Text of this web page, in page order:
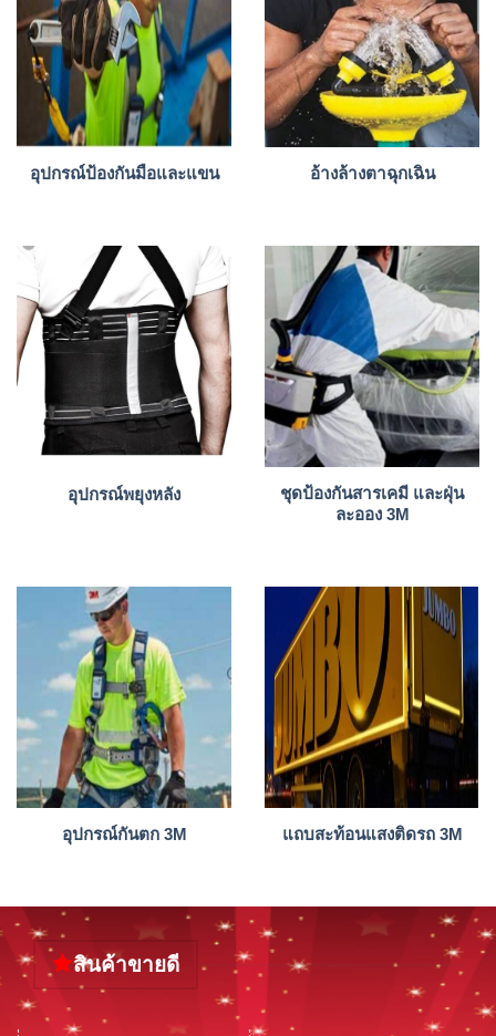
อุปกรณ์ป้องกันมือและแขน อ้างล้างตาฉุกเฉิน
อุปกรณ์พยุงหลัง
ชุดป้องกันสารเคมี และฝุ่น
ละออง 3M
อุปกรณ์กันตก 3M แถบสะท้อนแสงติดรถ 3M
สินค้าขายดี